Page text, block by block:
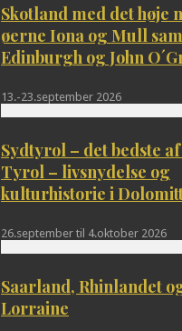
Skotland med det høje
øerne Iona og Mull
Edinburgh og John
13.-23.september 2026
Sydtyrol – det bedste
Tyrol – livsnydelse og
kulturhistorie i
26.september til 4.oktober 2026
Saarland, Rhinlandet
Lorraine